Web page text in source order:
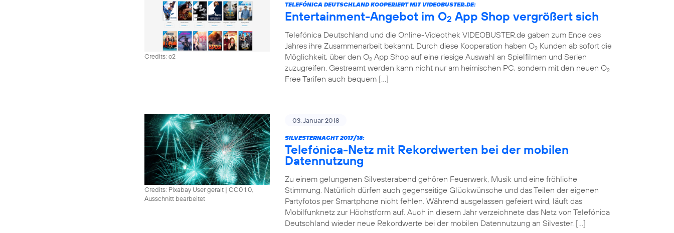
Credits: o2
TELEFÓNICA DEUTSCHLAND KOOPERIERT MIT VIDEOBUSTER.DE:
Entertainment-Angebot im O2 App Shop vergrößert sich
Telefónica Deutschland und die Online-Videothek VIDEOBUSTER.de gaben zum Ende des
Jahres ihre Zusammenarbeit bekannt. Durch diese Kooperation haben O2 Kunden ab sofort die
Möglichkeit, über den O2 App Shop auf eine riesige Auswahl an Spielfilmen und Serien
zuzugreifen. Gestreamt werden kann nicht nur am heimischen PC, sondern mit den neuen O2
Free Tarifen auch bequem […]
Credits: Pixabay User geralt | CC0 1.0,
Ausschnitt bearbeitet
03. Januar 2018
SILVESTERNACHT 2017/18:
Telefónica-Netz mit Rekordwerten bei der mobilen
Datennutzung
Zu einem gelungenen Silvesterabend gehören Feuerwerk, Musik und eine fröhliche
Stimmung. Natürlich dürfen auch gegenseitige Glückwünsche und das Teilen der eigenen
Partyfotos per Smartphone nicht fehlen. Während ausgelassen gefeiert wird, läuft das
Mobilfunknetz zur Höchstform auf. Auch in diesem Jahr verzeichnete das Netz von Telefónica
Deutschland wieder neue Rekordwerte bei der mobilen Datennutzung an Silvester. […]